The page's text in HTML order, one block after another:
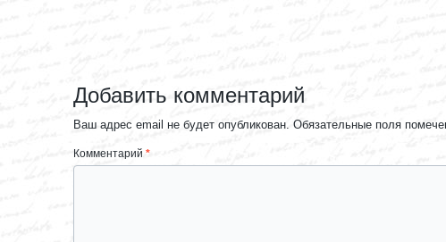
Добавить комментарий
Ваш адрес email не будет опубликован. Обязательные поля
Комментарий *